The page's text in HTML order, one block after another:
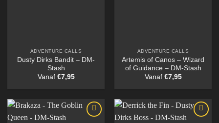
ADVENTURE CALLS
Dusty Dirks Bandit – DM-
Stash
Vanaf €7,95
ADVENTURE CALLS
Artemis of Canos – Wizard
of Guidance – DM-Stash
Vanaf €7,95